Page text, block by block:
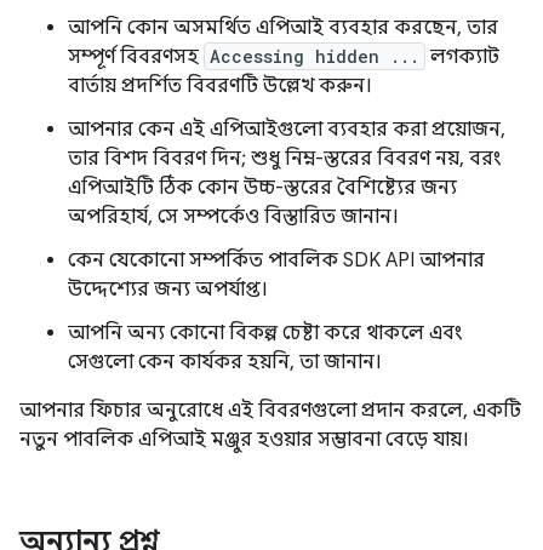
আপনি কোন অসমর্থিত এপিআই ব্যবহার করছেন, তার
সম্পূর্ণ বিবরণসহ Accessing hidden ...
লগক্যাট
বার্তায় প্রদর্শিত বিবরণটি উল্লেখ করুন।
আপনার কেন এই এপিআইগুলো ব্যবহার করা প্রয়োজন,
তার বিশদ বিবরণ দিন; শুধু নিম্ন-স্তরের বিবরণ নয়, বরং
এপিআইটি ঠিক কোন উচ্চ-স্তরের বৈশিষ্ট্যের জন্য
অপরিহার্য, সে সম্পর্কেও বিস্তারিত জানান।
কেন যেকোনো সম্পর্কিত পাবলিক SDK API আপনার
উদ্দেশ্যের জন্য অপর্যাপ্ত।
আপনি অন্য কোনো বিকল্প চেষ্টা করে থাকলে এবং
সেগুলো কেন কার্যকর হয়নি, তা জানান।
আপনার ফিচার অনুরোধে এই বিবরণগুলো প্রদান করলে, একটি
নতুন পাবলিক এপিআই মঞ্জুর হওয়ার সম্ভাবনা বেড়ে যায়।
অন্যান্য প্রশ্ন